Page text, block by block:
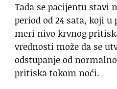
Tada se pacijentu stavi
period od 24 sata, koji
meri nivo krvnog
vrednosti može da se
odstupanje od
pritiska tokom noći.